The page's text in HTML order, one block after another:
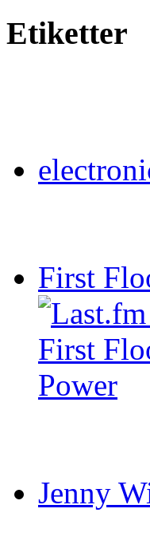
Etiketter
First
Jenny